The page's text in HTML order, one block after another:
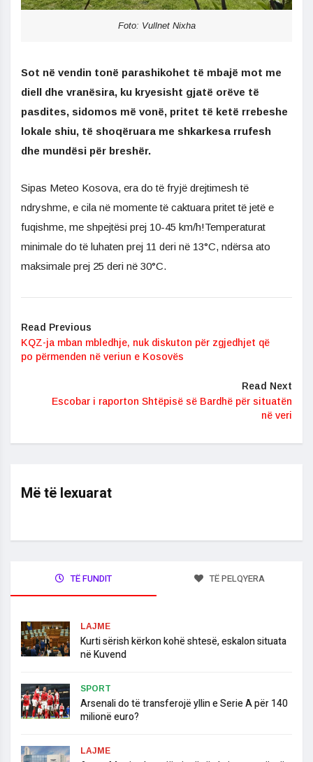
Foto: Vullnet Nixha
Sot në vendin tonë parashikohet të mbajë mot me
diell dhe vranësira, ku kryesisht gjatë orëve të
pasdites, sidomos më vonë, pritet të ketë rrebeshe
lokale shiu, të shoqëruara me shkarkesa rrufesh
dhe mundësi për breshër.
Sipas Meteo Kosova, era do të fryjë drejtimesh të
ndryshme, e cila në momente të caktuara pritet të jetë e
fuqishme, me shpejtësi prej 10-45 km/h!Temperaturat
minimale do të luhaten prej 11 deri në 13°C, ndërsa ato
maksimale prej 25 deri në 30°C.
Read Previous
KQZ-ja mban mbledhje, nuk diskuton për zgjedhjet që
po përmenden në veriun e Kosovës
Read Next
Escobar i raporton Shtëpisë së Bardhë për situatën
në veri
Më të lexuarat
TË FUNDIT TË PELQYERA
LAJME
​Kurti sërish kërkon kohë shtesë, eskalon situata
në Kuvend
SPORT
Arsenali do të transferojë yllin e Serie A për 140
milionë euro?
LAJME